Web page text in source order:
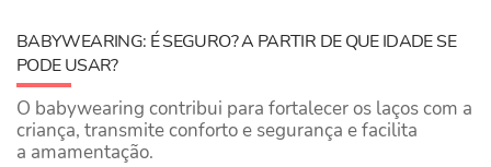
BABYWEARING: É SEGURO? A PARTIR DE QUE IDADE SE
PODE USAR?
O babywearing contribui para fortalecer os laços com a
criança, transmite conforto e segurança e facilita
a amamentação.